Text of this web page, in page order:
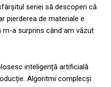
seriei să descoperi că
pierderea de materiale e
m-a surprins când am văzut
inteligență artificială
Algoritmi complecși